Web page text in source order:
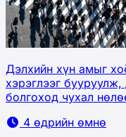
Дэлхийн хүн амыг
хэрэглээг бууруулж,
болгоход чухал
4 өдрийн өмнө